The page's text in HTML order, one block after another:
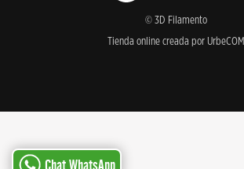
© 3D Filamento
Tienda online creada por UrbeCOM
Chat WhatsApp